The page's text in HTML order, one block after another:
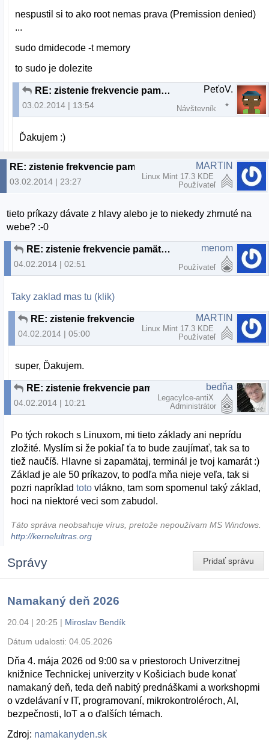
nespustil si to ako root nemas prava (Premission denied)
...
sudo dmidecode -t memory
to sudo je dolezite
RE: zistenie frekvencie pamäte RAM
03.02.2014 | 13:54
PeťoV.
Návštevník
Ďakujem :)
03.02.2014 | 23:27
MARTIN
Linux Mint 17.3 KDE
Používateľ
tieto príkazy dávate z hlavy alebo je to niekedy zhrnuté na
webe? :-0
RE: zistenie frekvencie pamäte RAM
04.02.2014 | 02:51
menom
Používateľ
Taky zaklad mas tu (klik)
04.02.2014 | 05:00
MARTIN
Linux Mint 17.3 KDE
Používateľ
super, Ďakujem.
04.02.2014 | 10:21
bedňa
LegacyIce-antiX
Administrátor
Po tých rokoch s Linuxom, mi tieto základy ani neprídu
zložité. Myslím si že pokiaľ ťa to bude zaujímať, tak sa to
tiež naučíš. Hlavne si zapamätaj, terminál je tvoj kamarát :)
Základ je ale 50 príkazov, to podľa mňa nieje veľa, tak si
pozri napríkladtoto vlákno, tam som spomenul taký základ,
hoci na niektoré veci som zabudol.
Táto správa neobsahuje vírus, pretože nepoužívam MS Windows.
http://kernelultras.org
Pridať správu
Správy
Namakaný deň 2026
20.04 | 20:25 | Miroslav Bendík
Dátum udalosti: 04.05.2026
Dňa 4. mája 2026 od 9:00 sa v priestoroch Univerzitnej
knižnice Technickej univerzity v Košiciach bude konať
namakaný deň, teda deň nabitý prednáškami a workshopmi
o vzdelávaní v IT, programovaní, mikrokontroléroch, AI,
bezpečnosti, IoT a o ďalších témach.
Zdroj: namakanyden.sk